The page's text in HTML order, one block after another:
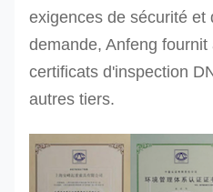
exigences de sécurité et
demande, Anfeng
certificats d'inspection
autres tiers.